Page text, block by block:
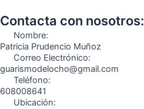
o
o
k
g
a
m
r
Contacta con nosotros:
Nombre:
Patricia Prudencio Muñoz
Correo Electrónico:
guarismodelocho@gmail.com
Teléfono:
608008641
Ubicación: